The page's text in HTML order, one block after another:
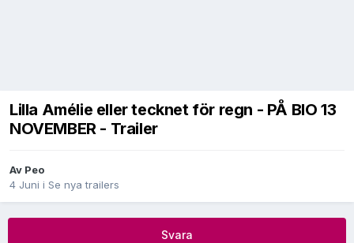
Lilla Amélie eller tecknet för regn - PÅ BIO 13
NOVEMBER - Trailer
Av Peo
4 Juni i Se nya trailers
Svara